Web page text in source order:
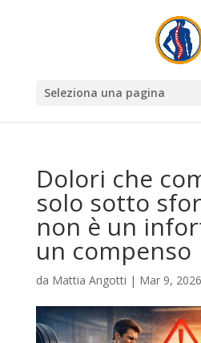
Seleziona una pagina
Dolori che
solo sotto
non è un
un compenso
da Mattia Angotti | Mar 9, 2026